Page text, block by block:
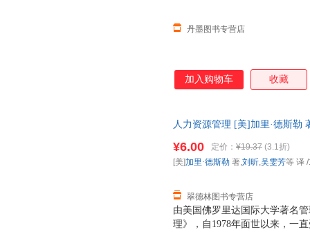
丹墨图书专营店
加入购物车 收藏
人力资源管理 [美]加里·德斯勒
由美国佛罗里达国际大学著名
理》，自1978年面世以来，一
¥6.00 定价： ¥19.37 (3.1折)
翠德林图书专营店
[美]加里·德斯勒 著,刘昕,吴雯芳等 译